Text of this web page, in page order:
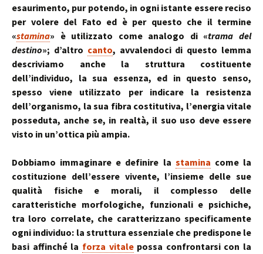
esaurimento, pur potendo, in ogni istante essere reciso
per volere del Fato ed è per questo che il termine
«stamina» è utilizzato come analogo di «trama del
destino»; d’altro canto, avvalendoci di questo lemma
descriviamo anche la struttura costituente
dell’individuo, la sua essenza, ed in questo senso,
spesso viene utilizzato per indicare la resistenza
dell’organismo, la sua fibra costitutiva, l’energia vitale
posseduta, anche se, in realtà, il suo uso deve essere
visto in un’ottica più ampia.
Dobbiamo immaginare e definire la stamina come la
costituzione dell’essere vivente, l’insieme delle sue
qualità fisiche e morali, il complesso delle
caratteristiche morfologiche, funzionali e psichiche,
tra loro correlate, che caratterizzano specificamente
ogni individuo: la struttura essenziale che predispone le
basi affinché la forza vitalepossa confrontarsi con la